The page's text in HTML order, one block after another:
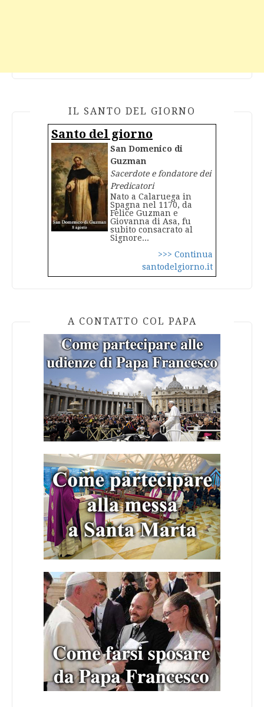
IL SANTO DEL GIORNO
Santo del giorno
San Domenico di
Guzman
Sacerdote e fondatore dei
Predicatori
Nato a Calaruega in
Spagna nel 1170, da
Felice Guzman e
Giovanna di Asa, fu
subito consacrato al
Signore...
>>> Continua
santodelgiorno.it
A CONTATTO COL PAPA